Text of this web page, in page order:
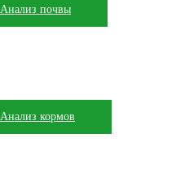
Анализ почвы
Анализ кормов